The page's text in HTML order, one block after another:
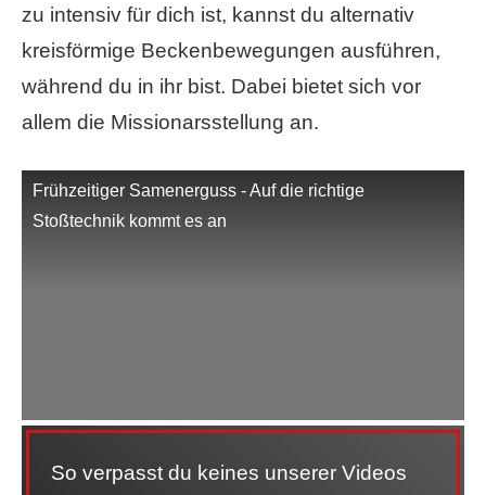
zu intensiv für dich ist, kannst du alternativ
kreisförmige Beckenbewegungen ausführen,
während du in ihr bist. Dabei bietet sich vor
allem die Missionarsstellung an.
Frühzeitiger Samenerguss - Auf die richtige
Stoßtechnik kommt es an
So verpasst du keines unserer Videos